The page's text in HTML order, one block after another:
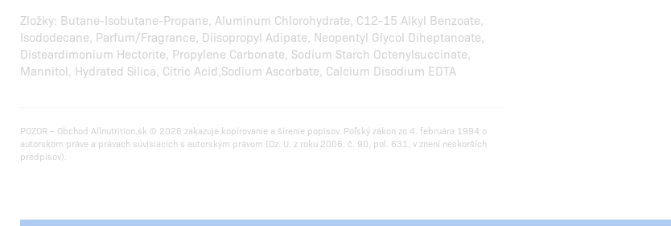
Zložky: Butane-Isobutane-Propane, Aluminum Chlorohydrate, C12-15 Alkyl Benzoate,
Isododecane, Parfum/Fragrance, Diisopropyl Adipate, Neopentyl Glycol Diheptanoate,
Disteardimonium Hectorite, Propylene Carbonate, Sodium Starch Octenylsuccinate,
Mannitol, Hydrated Silica, Citric Acid,Sodium Ascorbate, Calcium Disodium EDTA
POZOR – Obchod Allnutrition.sk © 2026 zakazuje kopírovanie a šírenie popisov. Poľský zákon zo 4. februára 1994 o
autorskom práve a právach súvisiacich s autorským právom (Dz. U. z roku 2006, č. 90, pol. 631, v znení neskorších
predpisov).